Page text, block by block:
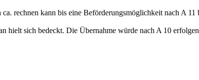
rechnen kann bis eine Beförderungsmöglichkeit nach A
hielt sich bedeckt. Die Übernahme würde nach A 10